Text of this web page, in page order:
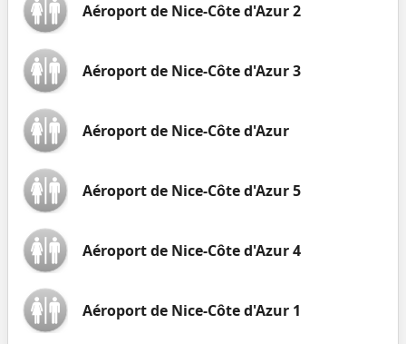
Aéroport de Nice-Côte d'Azur 2
Aéroport de Nice-Côte d'Azur 3
Aéroport de Nice-Côte d'Azur
Aéroport de Nice-Côte d'Azur 5
Aéroport de Nice-Côte d'Azur 4
Aéroport de Nice-Côte d'Azur 1